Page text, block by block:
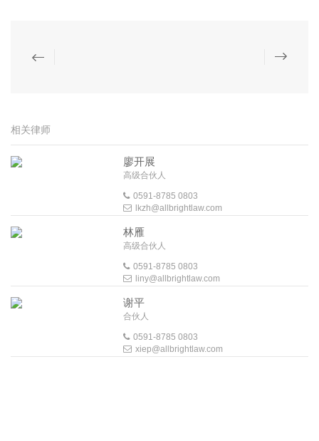
相关律师
廖开展
高级合伙人
0591-8785 0803
lkzh@allbrightlaw.com
林雁
高级合伙人
0591-8785 0803
liny@allbrightlaw.com
谢平
合伙人
0591-8785 0803
xiep@allbrightlaw.com